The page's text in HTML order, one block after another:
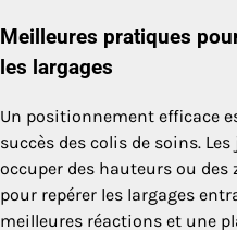
Meilleures pratiques
les largages
Un positionnement efficace
succès des colis de soins.
occuper des hauteurs ou
pour repérer les largages
meilleures réactions et une